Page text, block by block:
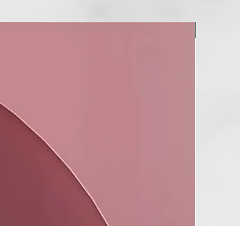
ROSMARINUS
(ROSMARINUS
EXTRACT), SALIX
CAFFEINE
ALTERNIFOLIA
(TEA TREE) LEAF
NIACINAMIDE,
PIROCTONE
PPG-26-BUTETH-26,
OIL (ROSMARINUS
OIL), SALICYLIC